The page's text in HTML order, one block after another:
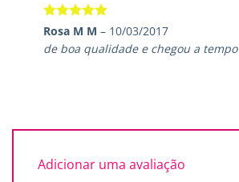
Avaliação
de 5
Rosa M M– 10/03/2017
de boa qualidade e chegou a tempo
Adicionar uma avaliação